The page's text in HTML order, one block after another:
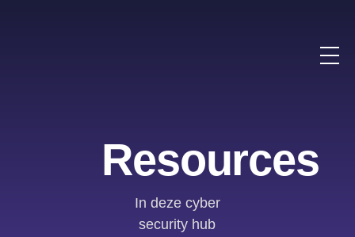
Resources
In deze cyber
security hub